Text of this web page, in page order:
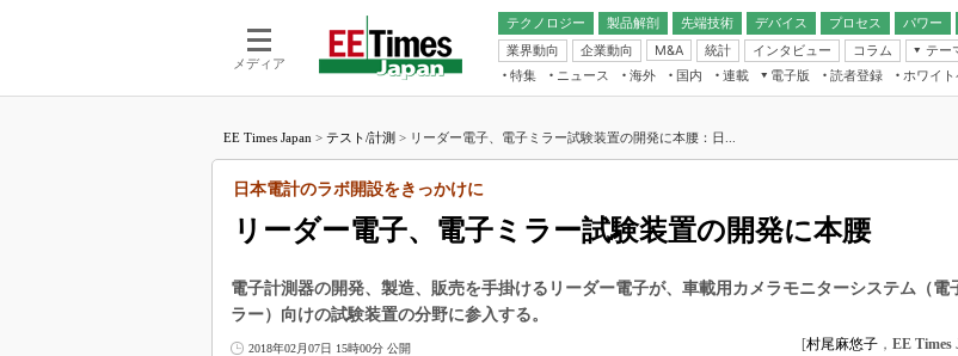
メディア
テクノロジー 製品解剖
先端技術
電池／エネルギー
デバイス
アナログ
マイコン
プロセス パワー
無線
業界動向
企業動向 M&A 統計 インタビュー コラム
テー
フィジカルAI
読者調査（EE Times Research）
電源設計（EDN Japan）
特集 ニュース 海外 国内
連載
福田昭のデバイス通信
大山聡の業界スコープ
リタイア直前エンジニアの社会人大
学漂流記
電子版
電子ブックレット
読者登録 ホワイ
EE Times Japan > テスト/計測 > リーダー電子、電子ミラー試験装置の開発に本腰：日...
リーダー電子、電子ミラー試験装置の開発に本腰
日本電計のラボ開設をきっかけに
電子計測器の開発、製造、販売を手掛けるリーダー電子が、車載用カメラモニターシステム（電
ラー）向けの試験装置の分野に参入する。
2018年02月07日 15時00分 公開 [村尾麻悠子 ， EE Times